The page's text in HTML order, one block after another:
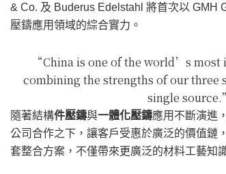
& Co. 及 Buderus Edelstahl 將首次以 GMH
壓鑄應用領域的綜合實力。
“China is one of the world’s
combining the strengths of our three
single
隨著結構件壓鑄與一體化壓鑄應用不斷演進
公司合作之下，讓客戶受惠於廣泛的價值鏈
套整合方案，不僅帶來更廣泛的材料工藝知